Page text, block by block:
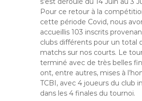
Pour ce retour à la
cette période Covid, nous
accueillis 103 inscrits
clubs différents pour un total
matchs sur nos courts. Le
terminé avec de très belles
ont, entre autres, mises à
TCBI, avec 4 joueurs du club
dans les 4 finales du tournoi.